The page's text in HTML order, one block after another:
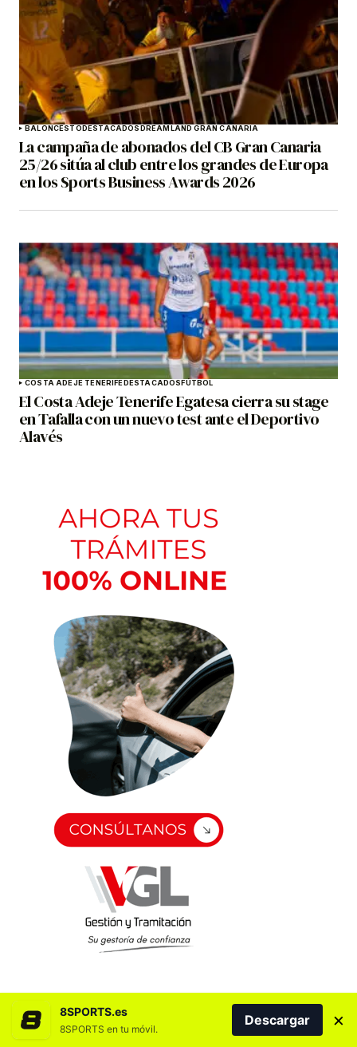
BALONCESTODESTACADOSDREAMLAND GRAN CANARIA
La campaña de abonados del CB Gran Canaria
25/26 sitúa al club entre los grandes de Europa
en los Sports Business Awards 2026
COSTA ADEJE TENERIFEDESTACADOSFÚTBOL
El Costa Adeje Tenerife Egatesa cierra su stage
en Tafalla con un nuevo test ante el Deportivo
Alavés
8SPORTS.es
8SPORTS en tu móvil.
Descargar ×